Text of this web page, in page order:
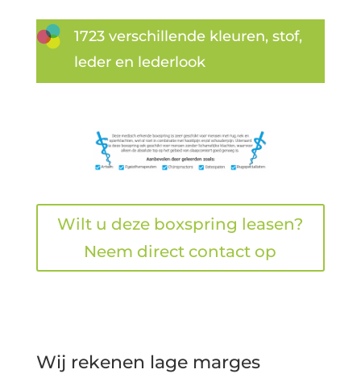
1723 verschillende kleuren, stof,
leder en lederlook
Wilt u deze boxspring leasen?
Neem direct contact op
Wij rekenen lage marges